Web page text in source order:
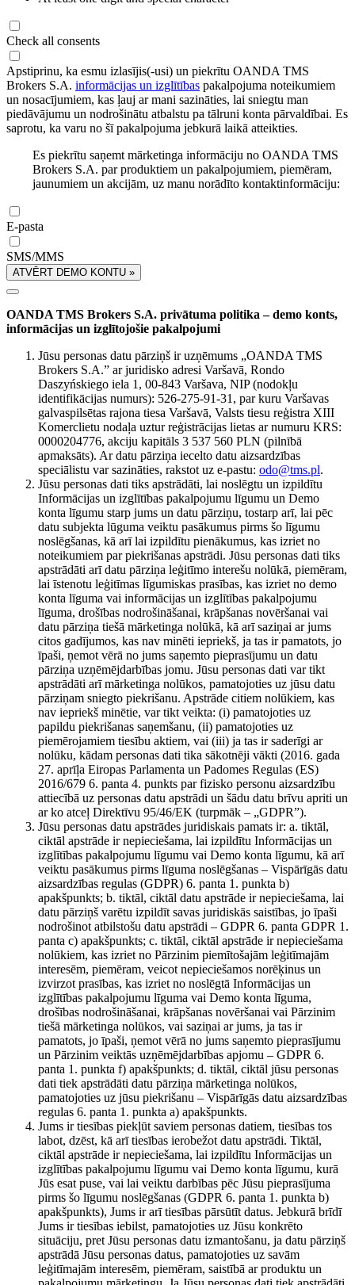
Check all consents
Apstiprinu, ka esmu izlasījis(-usi) un piekrītu OANDA TMS
Brokers S.A. informācijas un izglītības pakalpojuma noteikumiem
un nosacījumiem, kas ļauj ar mani sazināties, lai sniegtu man
piedāvājumu un nodrošinātu atbalstu pa tālruni konta pārvaldībai. Es
saprotu, ka varu no šī pakalpojuma jebkurā laikā atteikties.
Es piekrītu saņemt mārketinga informāciju no OANDA TMS
Brokers S.A. par produktiem un pakalpojumiem, piemēram,
jaunumiem un akcijām, uz manu norādīto kontaktinformāciju:
E-pasta
SMS/MMS
ATVĒRT DEMO KONTU »
OANDA TMS Brokers S.A. privātuma politika – demo konts,
informācijas un izglītojošie pakalpojumi
Jūsu personas datu pārziņš ir uzņēmums „OANDA TMS
Brokers S.A.” ar juridisko adresi Varšavā, Rondo
Daszyńskiego iela 1, 00-843 Varšava, NIP (nodokļu
identifikācijas numurs): 526-275-91-31, par kuru Varšavas
galvaspilsētas rajona tiesa Varšavā, Valsts tiesu reģistra XIII
Komerclietu nodaļa uztur reģistrācijas lietas ar numuru KRS:
0000204776, akciju kapitāls 3 537 560 PLN (pilnībā
apmaksāts). Ar datu pārziņa iecelto datu aizsardzības
speciālistu var sazināties, rakstot uz e-pastu: odo@tms.pl.
Jūsu personas dati tiks apstrādāti, lai noslēgtu un izpildītu
Informācijas un izglītības pakalpojumu līgumu un Demo
konta līgumu starp jums un datu pārziņu, tostarp arī, lai pēc
datu subjekta lūguma veiktu pasākumus pirms šo līgumu
noslēgšanas, kā arī lai izpildītu pienākumus, kas izriet no
noteikumiem par piekrišanas apstrādi. Jūsu personas dati tiks
apstrādāti arī datu pārziņa leģitīmo interešu nolūkā, piemēram,
lai īstenotu leģitīmas līgumiskas prasības, kas izriet no demo
konta līguma vai informācijas un izglītības pakalpojumu
līguma, drošības nodrošināšanai, krāpšanas novēršanai vai
datu pārziņa tiešā mārketinga nolūkā, kā arī saziņai ar jums
citos gadījumos, kas nav minēti iepriekš, ja tas ir pamatots, jo
īpaši, ņemot vērā no jums saņemto pieprasījumu un datu
pārziņa uzņēmējdarbības jomu. Jūsu personas dati var tikt
apstrādāti arī mārketinga nolūkos, pamatojoties uz jūsu datu
pārziņam sniegto piekrišanu. Apstrāde citiem nolūkiem, kas
nav iepriekš minētie, var tikt veikta: (i) pamatojoties uz
papildu piekrišanas saņemšanu, (ii) pamatojoties uz
piemērojamiem tiesību aktiem, vai (iii) ja tas ir saderīgi ar
nolūku, kādam personas dati tika sākotnēji vākti (2016. gada
27. aprīļa Eiropas Parlamenta un Padomes Regulas (ES)
2016/679 6. panta 4. punkts par fizisko personu aizsardzību
attiecībā uz personas datu apstrādi un šādu datu brīvu apriti un
ar ko atceļ Direktīvu 95/46/EK (turpmāk – „GDPR”).
Jūsu personas datu apstrādes juridiskais pamats ir: a. tiktāl,
ciktāl apstrāde ir nepieciešama, lai izpildītu Informācijas un
izglītības pakalpojumu līgumu vai Demo konta līgumu, kā arī
veiktu pasākumus pirms līguma noslēgšanas – Vispārīgās datu
aizsardzības regulas (GDPR) 6. panta 1. punkta b)
apakšpunkts; b. tiktāl, ciktāl datu apstrāde ir nepieciešama, lai
datu pārziņš varētu izpildīt savas juridiskās saistības, jo īpaši
nodrošinot atbilstošu datu apstrādi – GDPR 6. panta GDPR 1.
panta c) apakšpunkts; c. tiktāl, ciktāl apstrāde ir nepieciešama
nolūkiem, kas izriet no Pārzinim piemītošajām leģitīmajām
interesēm, piemēram, veicot nepieciešamos norēķinus un
izvirzot prasības, kas izriet no noslēgtā Informācijas un
izglītības pakalpojumu līguma vai Demo konta līguma,
drošības nodrošināšanai, krāpšanas novēršanai vai Pārzinim
tiešā mārketinga nolūkos, vai saziņai ar jums, ja tas ir
pamatots, jo īpaši, ņemot vērā no jums saņemto pieprasījumu
un Pārzinim veiktās uzņēmējdarbības apjomu – GDPR 6.
panta 1. punkta f) apakšpunkts; d. tiktāl, ciktāl jūsu personas
dati tiek apstrādāti datu pārziņa mārketinga nolūkos,
pamatojoties uz jūsu piekrišanu – Vispārīgās datu aizsardzības
regulas 6. panta 1. punkta a) apakšpunkts.
Jums ir tiesības piekļūt saviem personas datiem, tiesības tos
labot, dzēst, kā arī tiesības ierobežot datu apstrādi. Tiktāl,
ciktāl apstrāde ir nepieciešama, lai izpildītu Informācijas un
izglītības pakalpojumu līgumu vai Demo konta līgumu, kurā
Jūs esat puse, vai lai veiktu darbības pēc Jūsu pieprasījuma
pirms šo līgumu noslēgšanas (GDPR 6. panta 1. punkta b)
apakšpunkts), Jums ir arī tiesības pārsūtīt datus. Jebkurā brīdī
Jums ir tiesības iebilst, pamatojoties uz Jūsu konkrēto
situāciju, pret Jūsu personas datu izmantošanu, ja datu pārziņš
apstrādā Jūsu personas datus, pamatojoties uz savām
leģitīmajām interesēm, piemēram, saistībā ar produktu un